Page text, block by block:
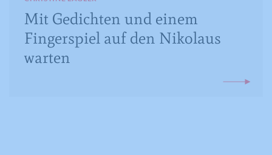
Mit Gedichten und einem
Fingerspiel auf den Nikolaus
warten